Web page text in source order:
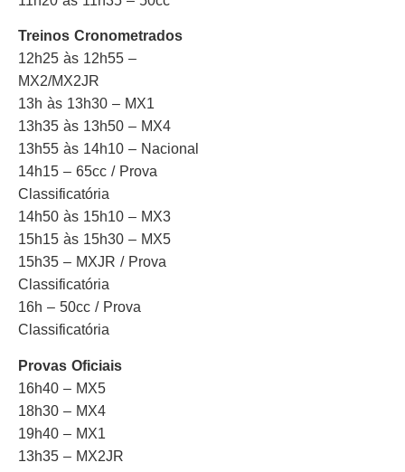
Treinos Cronometrados
12h25 às 12h55 –
MX2/MX2JR
13h às 13h30 – MX1
13h35 às 13h50 – MX4
13h55 às 14h10 – Nacional
14h15 – 65cc / Prova
Classificatória
14h50 às 15h10 – MX3
15h15 às 15h30 – MX5
15h35 – MXJR / Prova
Classificatória
16h – 50cc / Prova
Classificatória
Provas Oficiais
16h40 – MX5
18h30 – MX4
19h40 – MX1
13h35 – MX2JR